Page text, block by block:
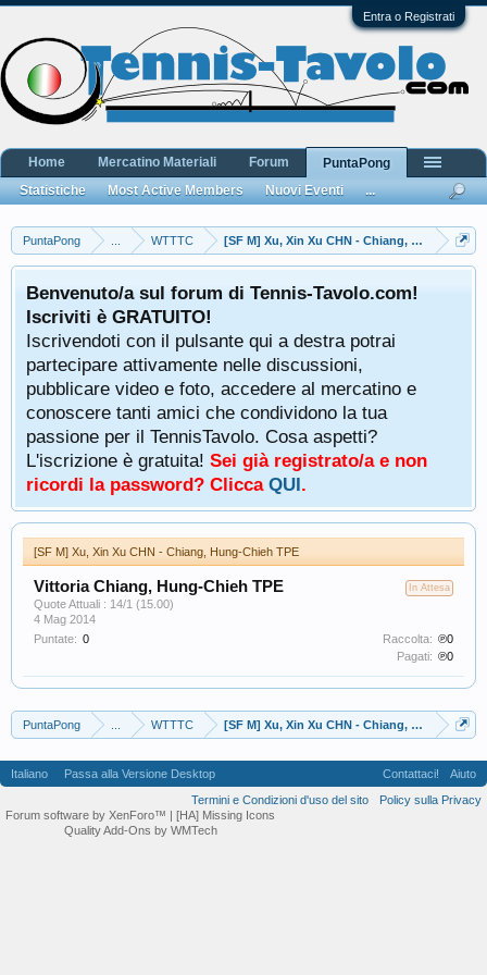
Entra o Registrati
PuntaPong WTTTC [SF M] Xu, Xin Xu CHN - Chiang, Hung-
Benvenuto/a sul forum di Tennis-Tavolo.com!
Iscriviti è GRATUITO!
Iscrivendoti con il pulsante qui a destra potrai
partecipare attivamente nelle discussioni,
pubblicare video e foto, accedere al mercatino e
conoscere tanti amici che condividono la tua
passione per il TennisTavolo. Cosa aspetti?
L'iscrizione è gratuita! Sei già registrato/a e non
ricordi la password? Clicca QUI.
[SF M] Xu, Xin Xu CHN - Chiang, Hung-Chieh TPE
In Attesa
Vittoria Chiang, Hung-Chieh TPE
Quote Attuali : 14/1 (15.00)
4 Mag 2014
Puntate: 0 Raccolta: ℗0
Pagati: ℗0
PuntaPong WTTTC [SF M] Xu, Xin Xu CHN - Chiang, Hung-
Home Mercatino Materiali Forum
PuntaPong
Statistiche
Most Active Members Nuovi Eventi ...
Italiano Passa alla Versione Desktop Contattaci!
Aiuto
Termini e Condizioni d'uso del sito
Policy sulla Privacy
Forum software by XenForo™ | [HA] Missing Icons
Quality Add-Ons by WMTech